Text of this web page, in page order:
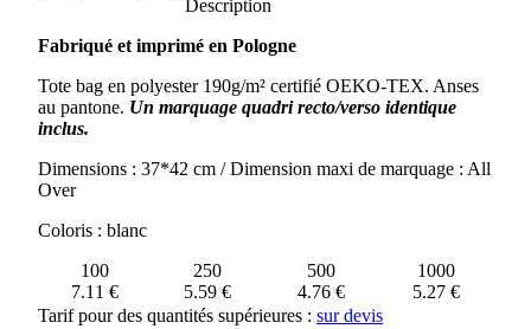
BAG
IMPRESSION
ALL
OVER
Description
Fabriqué et imprimé en Pologne
Tote bag en polyester 190g/m² certifié OEKO-TEX. Anses
au pantone. Un marquage quadri recto/verso identique
inclus.
Dimensions : 37*42 cm / Dimension maxi de marquage : All
Over
Coloris : blanc
100
250 500
1000
7.11 €
5.59 € 4.76 €
5.27 €
Tarif pour des quantités supérieures : sur devis